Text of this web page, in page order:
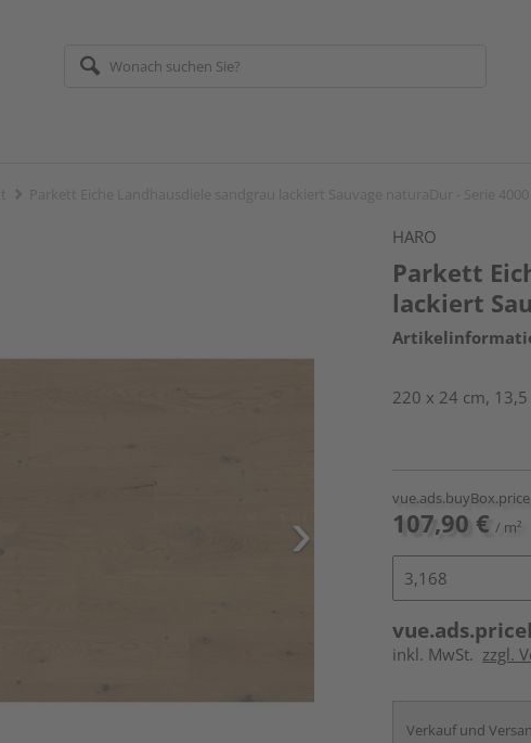
HARO
Parkett
lackiert
220 x 24 cm,
107,90 € / m²
inkl. MwSt. zzgl.
Verkauf und